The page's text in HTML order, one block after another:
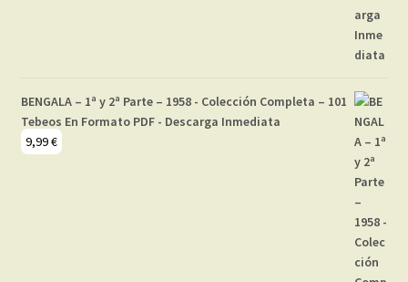
BENGALA – 1ª y 2ª Parte – 1958 - Colección Completa – 101
Tebeos En Formato PDF - Descarga Inmediata
9,99€